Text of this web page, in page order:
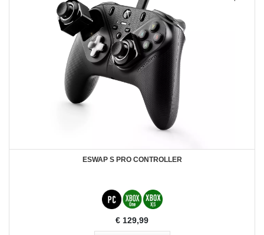
ESWAP S PRO CONTROLLER
€ 129,99